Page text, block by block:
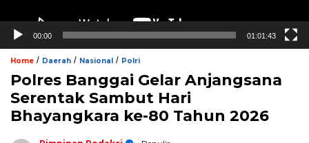
00:00 01:01:43
Home / Daerah / Nasional / Polri
Polres Banggai Gelar Anjangsana
Serentak Sambut Hari
Bhayangkara ke-80 Tahun 2026